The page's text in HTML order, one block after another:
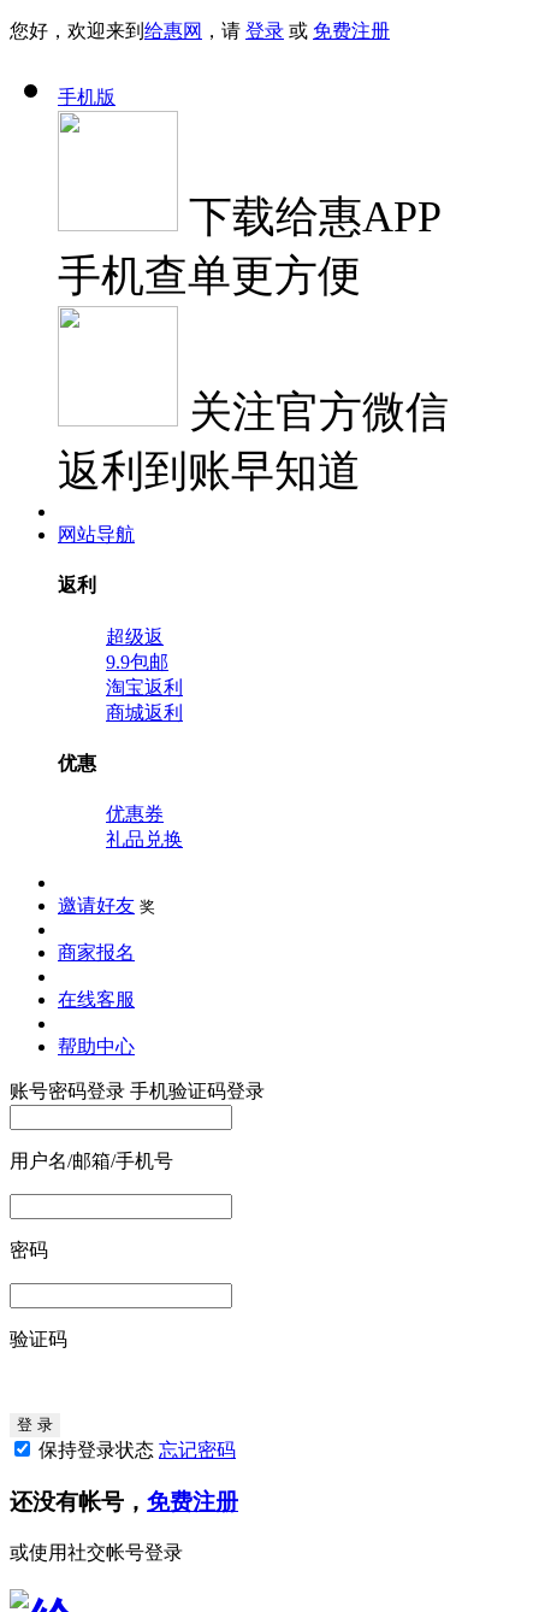
您好，欢迎来到 给惠网 ，请 登录 或 免费注册
手机版
下载给惠APP
手机查单更方便
关注官方微信
返利到账早知道
网站导航
返利
超级返
9.9包邮
淘宝返利
商城返利
优惠
优惠券
礼品兑换
邀请好友 奖
商家报名
在线客服
帮助中心
账号密码登录 手机验证码登录
用户名/邮箱/手机号
密码
验证码
保持登录状态 忘记密码
还没有帐号， 免费注册
或使用社交帐号登录